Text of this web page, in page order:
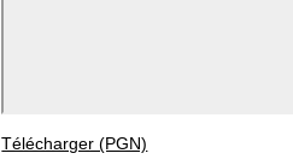
Télécharger (PGN)